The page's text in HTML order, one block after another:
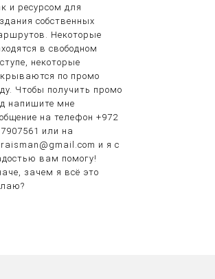
и ресурсом для
собственных
Некоторые
в свободном
некоторые
по промо
Чтобы получить промо
напишите мне
на телефон +972
или на
и я с
вам помогу!
зачем я всё это